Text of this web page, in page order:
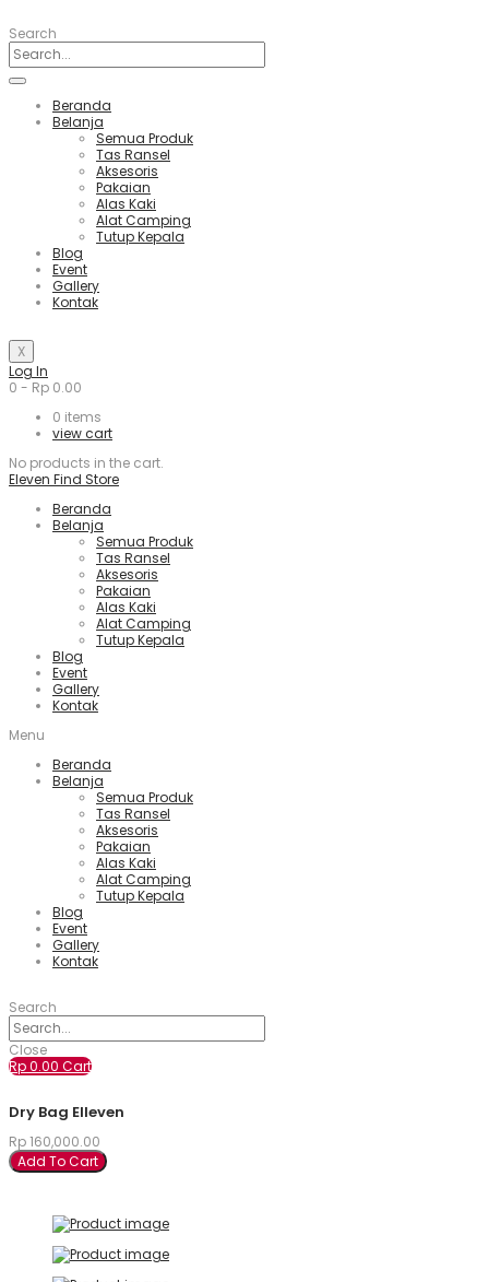
Search
Beranda
Belanja
Semua Produk
Tas Ransel
Aksesoris
Pakaian
Alas Kaki
Alat Camping
Tutup Kepala
Blog
Event
Gallery
Kontak
X
Log In
0 - Rp 0.00
0 items
view cart
No products in the cart.
Eleven Find Store
Beranda
Belanja
Semua Produk
Tas Ransel
Aksesoris
Pakaian
Alas Kaki
Alat Camping
Tutup Kepala
Blog
Event
Gallery
Kontak
Menu
Beranda
Belanja
Semua Produk
Tas Ransel
Aksesoris
Pakaian
Alas Kaki
Alat Camping
Tutup Kepala
Blog
Event
Gallery
Kontak
Search
Close
Rp0.00 Cart
Dry Bag Elleven
Rp160,000.00
Add To Cart